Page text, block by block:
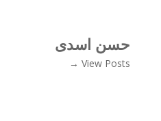
حسن اسدی
View Posts →